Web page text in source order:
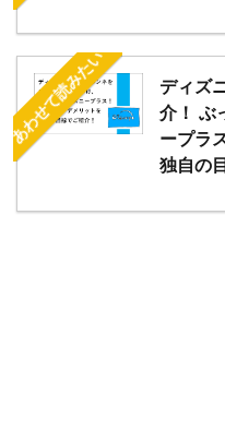
あわせて読みたい
ディズ
介！ ぶ
ープラ
独自の